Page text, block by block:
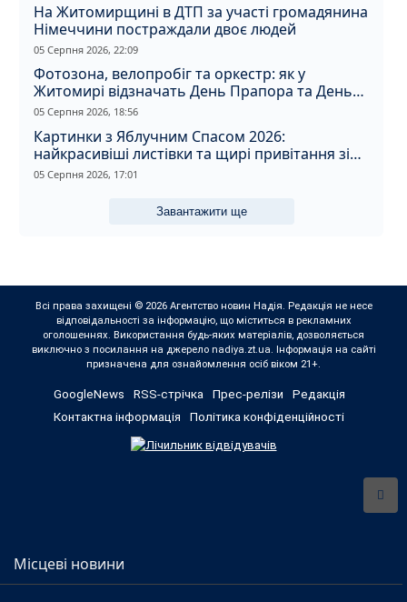
На Житомирщині в ДТП за участі громадянина
Німеччини постраждали двоє людей
05 Серпня 2026, 22:09
Фотозона, велопробіг та оркестр: як у
Житомирі відзначать День Прапора та День
Незалежності
05 Серпня 2026, 18:56
Картинки з Яблучним Спасом 2026:
найкрасивіші листівки та щирі привітання зі
святом
05 Серпня 2026, 17:01
Завантажити ще
Всі права захищені © 2026 Агентство новин Надія. Редакція не несе
відповідальності за інформацію, що міститься в рекламних
оголошеннях. Використання будь-яких матеріалів, дозволяється
виключно з посилання на джерело nadiya.zt.ua. Інформація на сайті
призначена для ознайомлення осіб віком 21+.
GoogleNews RSS-стрічка Прес-релізи
Редакція
Контактна інформація
Політика конфіденційності
Місцеві новини